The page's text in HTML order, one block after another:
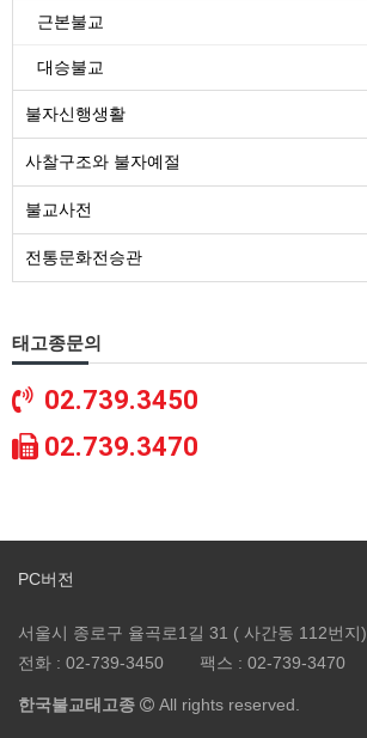
근본불교
대승불교
불자신행생활
사찰구조와 불자예절
불교사전
전통문화전승관
태고종문의
02.739.3450
02.739.3470
PC버전
서울시 종로구 율곡로1길 31 ( 사간동 112번지)
전화 : 02-739-3450 팩스 : 02-739-3470
한국불교태고종 All rights reserved.